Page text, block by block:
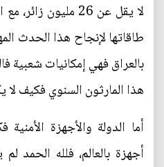
لا يقل عن 26 مليون
طاقاتها لإنجاح هذا الحدث
بالعراق فهي إمكانيات
هذا المارثون السنوي فكيف
أما الدولة والأجهزة
أجهزة بالعالم، فلله